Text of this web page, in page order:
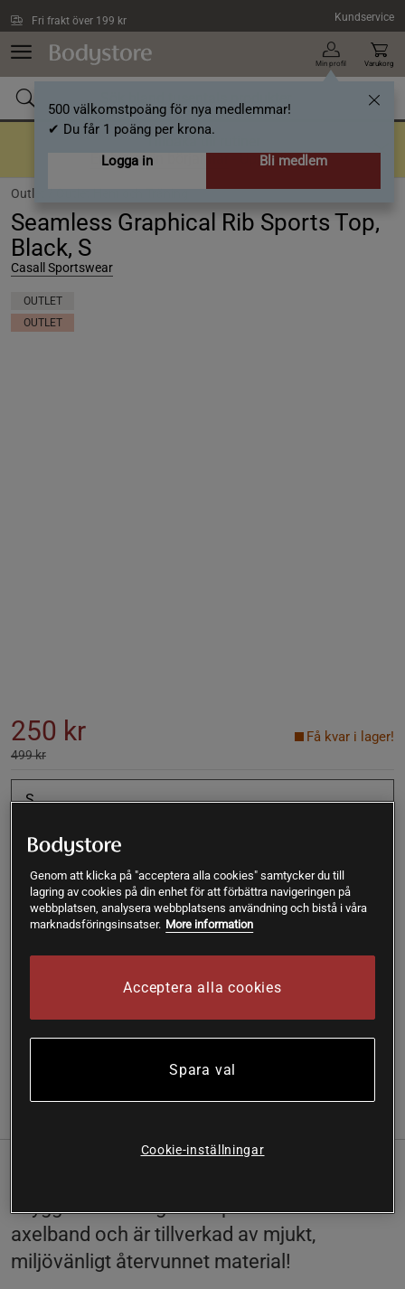
Fri frakt över 199 kr Kundservice
Min profil
500 välkomstpoäng för nya medlemmar!
✔ Du får 1 poäng per krona.
Logga in
Bli medlem
Varukorg
Tillbaka till rutiner
En bra rutin börjar här- Upp till 40%
Outlet /
Seamless Graphical Rib Sports Top,
Black, S
Casall Sportswear
OUTLET
OUTLET
250 kr
499 kr
Få kvar i lager!
S
Fri frakt över 199 kr Fri retur 14 dagars ångerrätt
Seamless Graphical Rib Sports Top - Denna snygga och V-
ringade top har smala axelband och är tillverkad av mjukt,
miljövänligt återvunnet material!
snygga och V-ringade top har smala
axelband och är tillverkad av mjukt,
miljövänligt återvunnet material!
Genom att klicka på "acceptera alla cookies" samtycker du till
lagring av cookies på din enhet för att förbättra navigeringen på
webbplatsen, analysera webbplatsens användning och bistå i våra
marknadsföringsinsatser. More information
Acceptera alla cookies
Spara val
Cookie-inställningar